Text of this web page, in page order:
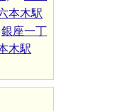
本木駅
銀座一丁
木駅